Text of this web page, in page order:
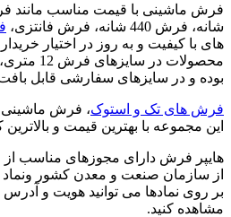
شانه، فرش 440 شانه، فرش فانتزی،
های با کیفیت و به روز در اختیار
بوده و در سایزهای سفارشی قابل
فرش های تک و استوک، فرش ماشینی
این مجموعه با بهترین قیمت و
هایپر فرش دارای مجوزهای مناسب از
از سازمان صنعت و معدن کشور ونماد
بر روی نمادها می توانید هویت و
مشاهده کنید.